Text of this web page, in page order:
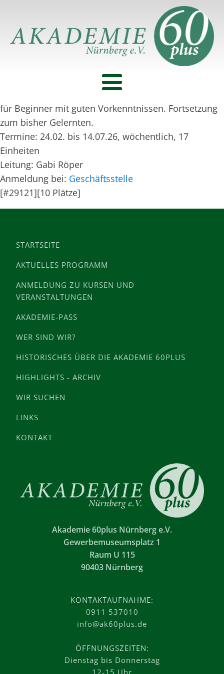
für Beginner mit guten Vorkenntnissen. Fortsetzung
zum bisher Gelernten.
Termine: 24.02. bis 14.07.26, wöchentlich, 17
Einheiten
Leitung: Gabi Röper
Anmeldung bei: Geschäftsstelle
[#29121][10 Plätze]
STARTSEITE
AKTUELLES PROGRAMM
ANMELDUNG ZU KURSEN UND
VERANSTALTUNGEN
AKADEMIE-PASS
WER SIND WIR?
HISTORISCHES ÜBER DIE AKADEMIE 60PLUS
HIGHLIGHTS - ARCHIV
WIR SUCHEN
LINKS
KONTAKT
Akademie 60plus Nürnberg e.V.
Gewerbemuseumsplatz 1
Raum U 115
90403 Nürnberg
KONTAKTAUFNAHME:
0911 537010
info@ak60plus.de
ÖFFNUNGSZEITEN:
Dienstag bis Donnerstag